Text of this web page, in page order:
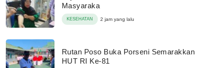
Masyaraka
KESEHATAN 2 jam yang lalu
Rutan Poso Buka Porseni Semarakkan
HUT RI Ke-81